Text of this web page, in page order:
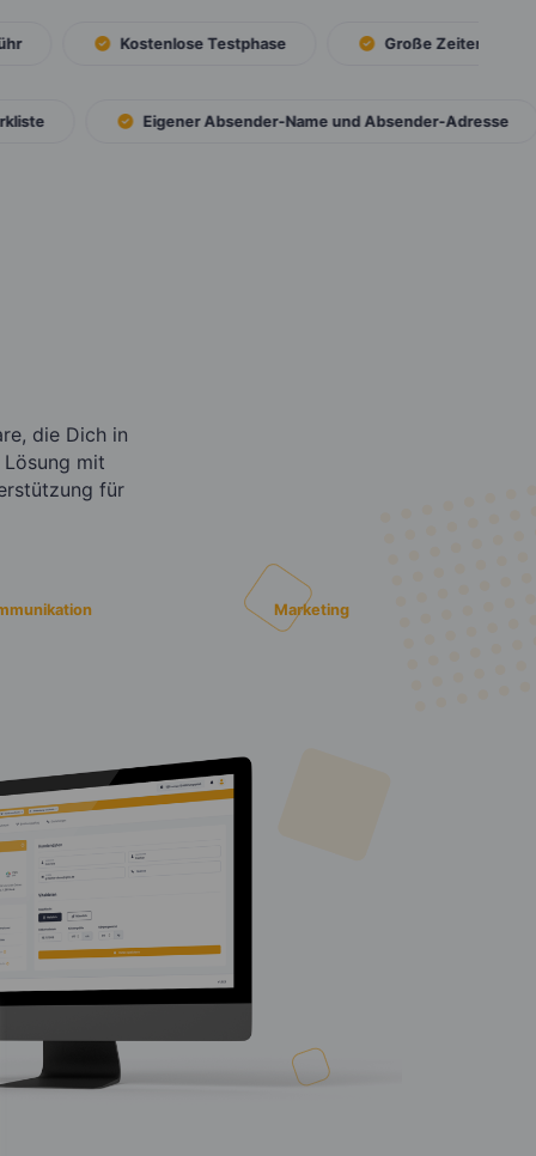
Kostenlose Testphase Große
Eigener Absender-Name und Absender-Adresse
die Dich in
mit
für
Marketing